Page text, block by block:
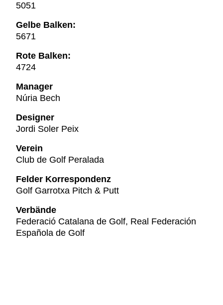
5051
Gelbe Balken:
5671
Rote Balken:
4724
Manager
Núria Bech
Designer
Jordi Soler Peix
Verein
Club de Golf Peralada
Felder Korrespondenz
Golf Garrotxa Pitch & Putt
Verbände
Federació Catalana de Golf, Real Federación
Española de Golf